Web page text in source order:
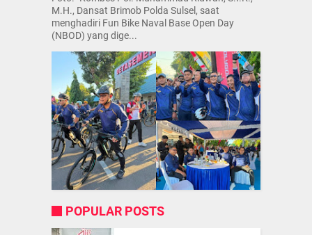
M.H., Dansat Brimob Polda Sulsel, saat
menghadiri Fun Bike Naval Base Open Day
(NBOD) yang dige...
POPULAR POSTS